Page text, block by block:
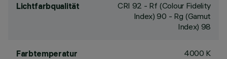
Lichtfarbqualität CRI 92 - Rf (Colour Fidelity
Index) 90 - Rg (Gamut
Index) 98
Farbtemperatur 4000 K